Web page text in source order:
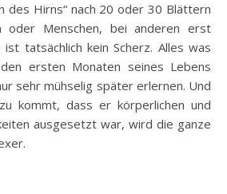
des Hirns“ nach 20 oder 30 Blättern
oder Menschen, bei anderen erst
tatsächlich kein Scherz. Alles was
ersten Monaten seines Lebens
sehr mühselig später erlernen. Und
kommt, dass er körperlichen und
ausgesetzt war, wird die ganze